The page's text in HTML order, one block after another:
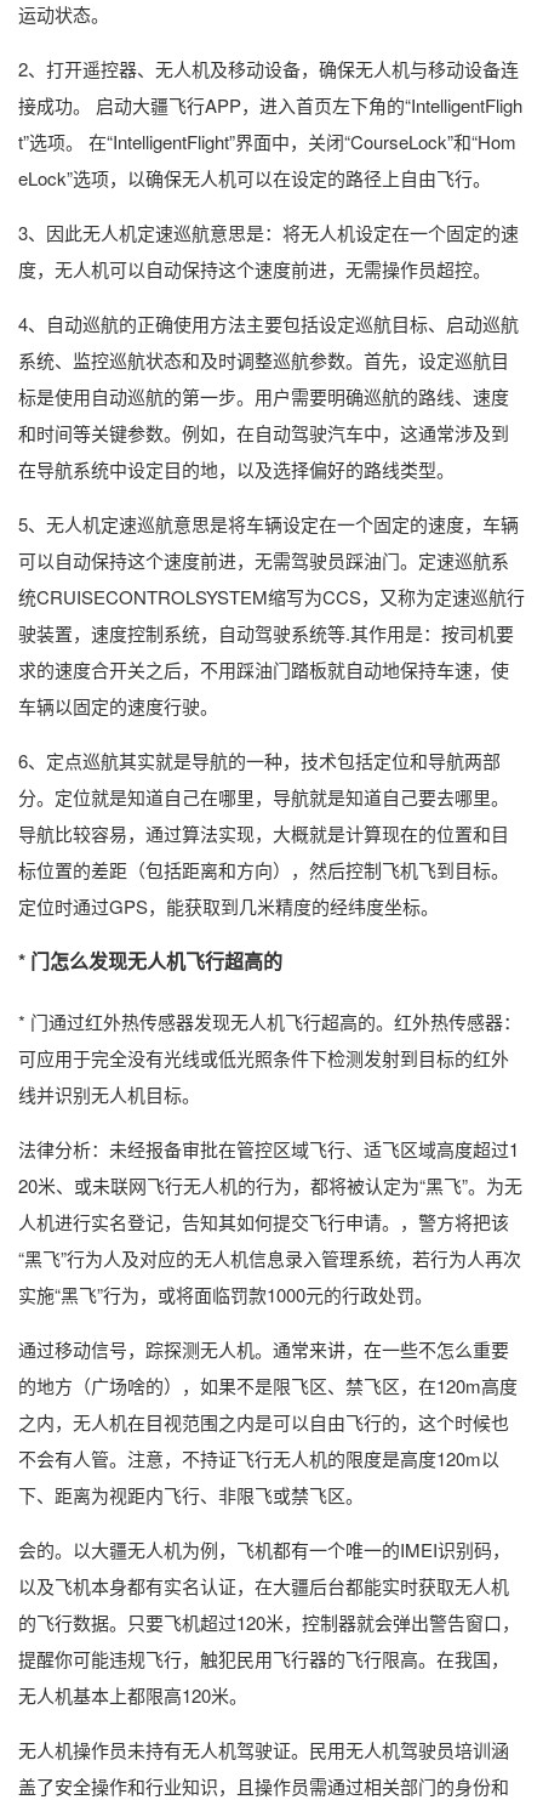
运动状态。
2、打开遥控器、无人机及移动设备，确保无人机与移动设备连
接成功。 启动大疆飞行APP，进入首页左下角的“IntelligentFligh
t”选项。 在“IntelligentFlight”界面中，关闭“CourseLock”和“Hom
eLock”选项，以确保无人机可以在设定的路径上自由飞行。
3、因此无人机定速巡航意思是：将无人机设定在一个固定的速
度，无人机可以自动保持这个速度前进，无需操作员超控。
4、自动巡航的正确使用方法主要包括设定巡航目标、启动巡航
系统、监控巡航状态和及时调整巡航参数。首先，设定巡航目
标是使用自动巡航的第一步。用户需要明确巡航的路线、速度
和时间等关键参数。例如，在自动驾驶汽车中，这通常涉及到
在导航系统中设定目的地，以及选择偏好的路线类型。
5、无人机定速巡航意思是将车辆设定在一个固定的速度，车辆
可以自动保持这个速度前进，无需驾驶员踩油门。定速巡航系
统CRUISECONTROLSYSTEM缩写为CCS，又称为定速巡航行
驶装置，速度控制系统，自动驾驶系统等.其作用是：按司机要
求的速度合开关之后，不用踩油门踏板就自动地保持车速，使
车辆以固定的速度行驶。
6、定点巡航其实就是导航的一种，技术包括定位和导航两部
分。定位就是知道自己在哪里，导航就是知道自己要去哪里。
导航比较容易，通过算法实现，大概就是计算现在的位置和目
标位置的差距（包括距离和方向），然后控制飞机飞到目标。
定位时通过GPS，能获取到几米精度的经纬度坐标。
* 门怎么发现无人机飞行超高的
* 门通过红外热传感器发现无人机飞行超高的。红外热传感器：
可应用于完全没有光线或低光照条件下检测发射到目标的红外
线并识别无人机目标。
法律分析：未经报备审批在管控区域飞行、适飞区域高度超过1
20米、或未联网飞行无人机的行为，都将被认定为“黑飞”。为无
人机进行实名登记，告知其如何提交飞行申请。，警方将把该
“黑飞”行为人及对应的无人机信息录入管理系统，若行为人再次
实施“黑飞”行为，或将面临罚款1000元的行政处罚。
通过移动信号，踪探测无人机。通常来讲，在一些不怎么重要
的地方（广场啥的），如果不是限飞区、禁飞区，在120m高度
之内，无人机在目视范围之内是可以自由飞行的，这个时候也
不会有人管。注意，不持证飞行无人机的限度是高度120m以
下、距离为视距内飞行、非限飞或禁飞区。
会的。以大疆无人机为例，飞机都有一个唯一的IMEI识别码，
以及飞机本身都有实名认证，在大疆后台都能实时获取无人机
的飞行数据。只要飞机超过120米，控制器就会弹出警告窗口，
提醒你可能违规飞行，触犯民用飞行器的飞行限高。在我国，
无人机基本上都限高120米。
无人机操作员未持有无人机驾驶证。民用无人机驾驶员培训涵
盖了安全操作和行业知识，且操作员需通过相关部门的身份和